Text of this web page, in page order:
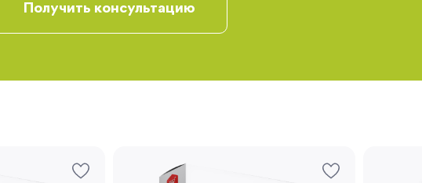
Получить консультацию
Запомнить меня